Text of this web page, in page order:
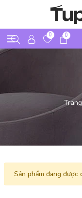
0 0
Sản phẩm đang được